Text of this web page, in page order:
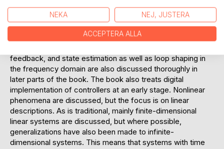
At the beginning of the book, the focus is on simple design
methods such as lambda-tuning of PID controllers and
other controllers with an internal model. Possibilities and
limitations for these methods are discussed in detail. More
feedback, and state estimation as well as loop shaping in
the frequency domain are also discussed thoroughly in
later parts of the book. The book also treats digital
implementation of controllers at an early stage. Nonlinear
phenomena are discussed, but the focus is on linear
descriptions. As is traditional, mainly finite-dimensional
linear systems are discussed, but where possible,
generalizations have also been made to infinite-
dimensional systems. This means that systems with time
NEKA NEJ, JUSTERA
ACCEPTERA ALLA